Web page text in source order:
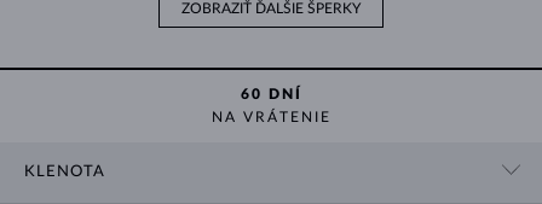
ZOBRAZIŤ ĎALŠIE ŠPERKY
60 DNÍ
NA VRÁTENIE
KLENOTA